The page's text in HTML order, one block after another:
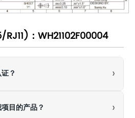
：WH21102F00004
？ ›
目的产品？ ›